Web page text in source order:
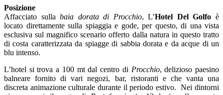
Posizione
Affacciato sullabaia dorata di Procchio, L’Hotel Del Golfo è
locato direttamente sulla spiaggia e gode, per questo, di una vista
esclusiva sul magnifico scenario offerto dalla natura in questo tratto
di costa caratterizzata da spiagge di sabbia dorata e da acque di un
blu intenso.
L’hotel si trova a 100 mt dal centro di Procchio, delizioso paesino
balneare fornito di vari negozi, bar, ristoranti e che vanta una
discreta animazione culturale durante il periodo estivo. Nei dintorni